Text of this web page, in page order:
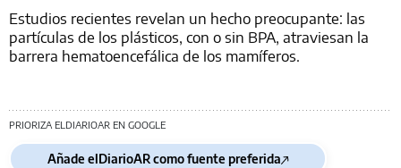
Estudios recientes revelan un hecho preocupante: las
partículas de los plásticos, con o sin BPA, atraviesan la
barrera hematoencefálica de los mamíferos.
PRIORIZA ELDIARIOAR EN GOOGLE
Añade elDiarioAR como fuente preferida